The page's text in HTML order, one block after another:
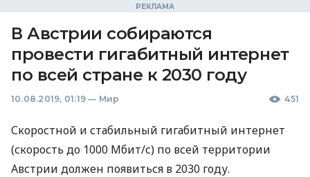
В Австрии собираются
провести гигабитный интернет
по всей стране к 2030 году
10.08.2019, 01:19 — Мир 451
Скоростной и стабильный гигабитный интернет
(скорость до 1000 Мбит/с) по всей территории
Австрии должен появиться в 2030 году.